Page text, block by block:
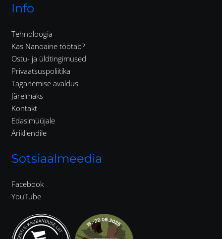
Info
Tehnoloogia
Kas Nanoaine töötab?
Ostu- ja üldtingimused
Privaatsuspoliitika
Taganemise avaldus
Järelmaks
Kontakt
Edasimüüjale
Ärikliendile
Sotsiaalmeedia
Facebook
YouTube